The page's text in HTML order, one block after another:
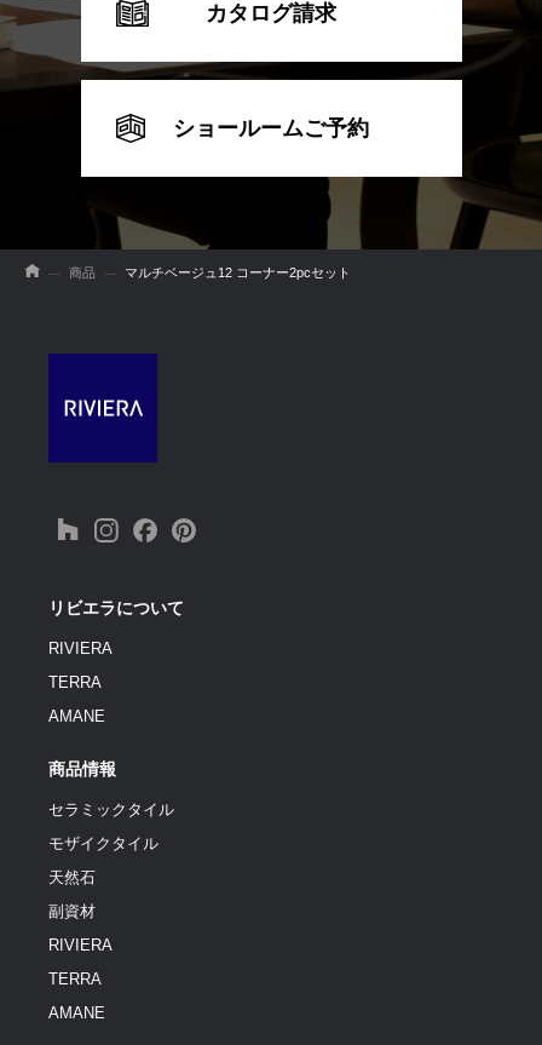
カタログ請求
ショールームご予約
商品 マルチベージュ12 コーナー2pcセット
リビエラについて
RIVIERA
TERRA
AMANE
商品情報
セラミックタイル
モザイクタイル
天然石
副資材
RIVIERA
TERRA
AMANE